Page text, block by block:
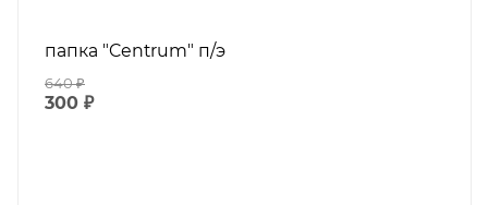
папка "Centrum" п/э
640₽
300 ₽